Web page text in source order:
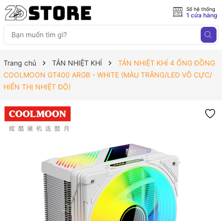
Số hệ thống
1 cửa hàng
Trang chủ TẢN NHIỆT KHÍ
TẢN NHIỆT KHÍ 4 ỐNG ĐỒNG
COOLMOON GT400 ARGB - WHITE (MÀU TRẮNG/LED VÔ CỰC/
HIỂN THỊ NHIỆT ĐỘ)